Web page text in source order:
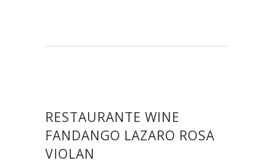
RESTAURANTE WINE
FANDANGO LAZARO ROSA
VIOLAN